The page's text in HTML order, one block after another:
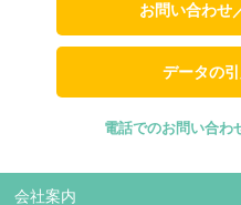
お問い合わせ
データの
電話でのお問い合わ
会社案内